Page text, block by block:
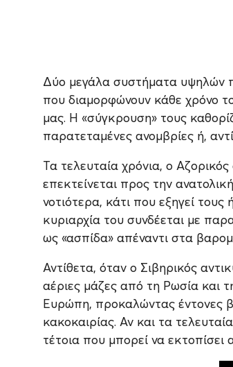
Δύο μεγάλα συστήματα υψηλών
που διαμορφώνουν κάθε χρόνο
μας. Η «σύγκρουση» τους
παρατεταμένες ανομβρίες ή,
Τα τελευταία χρόνια, ο Αζορικός
επεκτείνεται προς την
νοτιότερα, κάτι που εξηγεί
κυριαρχία του συνδέεται με
ως «ασπίδα» απέναντι στα
Αντίθετα, όταν ο Σιβηρικός
αέριες μάζες από τη Ρωσία και
Ευρώπη, προκαλώντας έντονες
κακοκαιρίας. Αν και τα
τέτοια που μπορεί να εκτοπίσει